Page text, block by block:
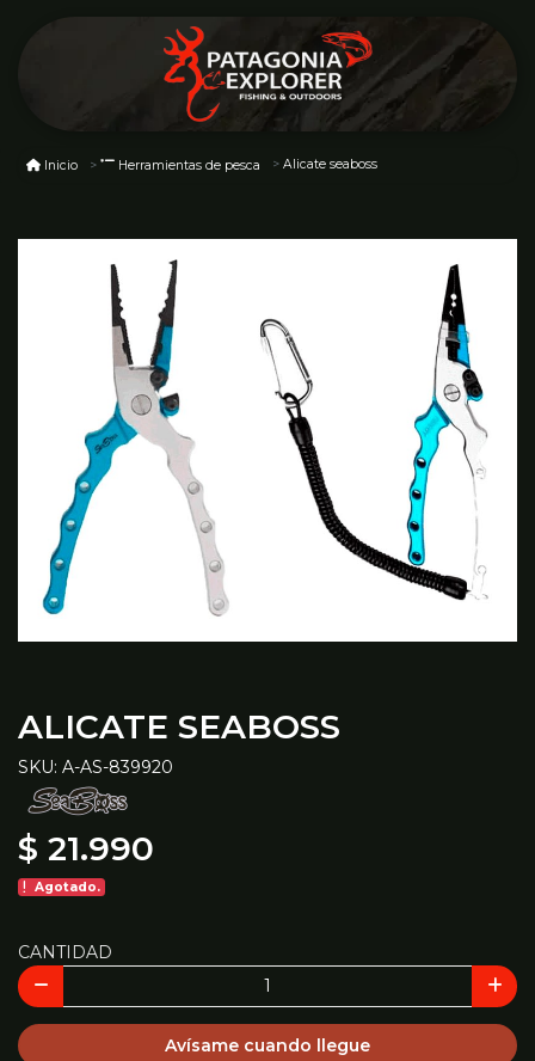
Inicio Herramientas de pesca Alicate seaboss
ALICATE SEABOSS
SKU: A-AS-839920
$ 21.990
Agotado.
CANTIDAD
Avísame cuando llegue